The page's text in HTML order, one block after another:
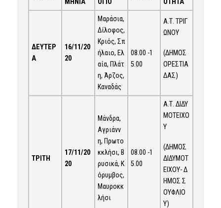
ΔΕΥΤΕΡ
Α
16/11/20
20
Μαράσια,
Δίλοφος,
Κριός, Σπ
ήλαιο, Ελ
αία, Πλάτ
η, Άρζος,
Καναδάς
08.00 -1
5.00
Α.Τ. ΤΡΙΓ
ΩΝΟΥ
(ΔΗΜΟΣ
ΟΡΕΣΤΙΑ
ΔΑΣ)
ΤΡΙΤΗ
17/11/20
20
Μάνδρα,
Αγριάνν
η, Πρωτο
κκλήσι, Β
ρυσικά, Κ
όρυμβος,
Μαυροκκ
λήσι
08.00 -1
5.00
Α.Τ. ΔΙΔΥ
ΜΟΤΕΙΧΟ
Υ
(ΔΗΜΟΣ
ΔΙΔΥΜΟΤ
ΕΙΧΟΥ- Δ
ΗΜΟΣ Σ
ΟΥΦΛΙΟ
Υ)